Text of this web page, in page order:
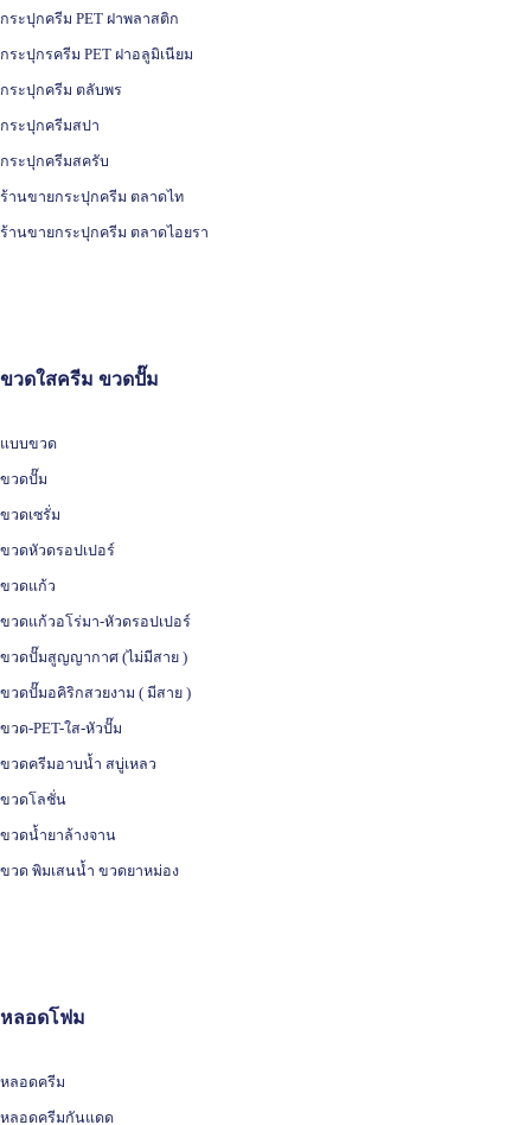
กระปุกครีม PET ฝาพลาสติก
กระปุกรครีม PET ฝาอลูมิเนียม
กระปุกครีม ตลับพร
กระปุกครีมสปา
กระปุกครีมสครับ
ร้านขายกระปุกครีม ตลาดไท
ร้านขายกระปุกครีม ตลาดไอยรา
ขวดใสครีม ขวดปั๊ม
แบบขวด
ขวดปั๊ม
ขวดเซรั่ม
ขวดหัวดรอปเปอร์
ขวดแก้ว
ขวดแก้วอโร่มา-หัวดรอปเปอร์
ขวดปั๊มสูญญากาศ (ไม่มีสาย )
ขวดปั๊มอคิริกสวยงาม ( มีสาย )
ขวด-PET-ใส-หัวปั๊ม
ขวดครีมอาบน้ำ สบู่เหลว
ขวดโลชั่น
ขวดน้ำยาล้างจาน
ขวด พิมเสนน้ำ ขวดยาหม่อง
หลอดโฟม
หลอดครีม
หลอดครีมกันแดด